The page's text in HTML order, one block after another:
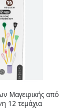
Μαγειρικής από
12 τεμάχια